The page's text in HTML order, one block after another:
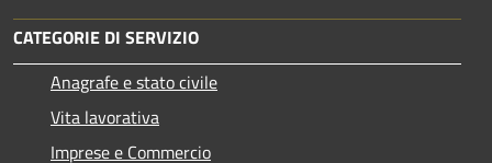
CATEGORIE DI SERVIZIO
Anagrafe e stato civile
Vita lavorativa
Imprese e Commercio